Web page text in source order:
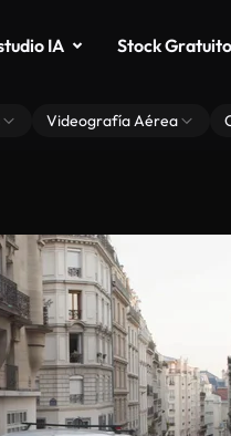
IA Stock Gratuito
Videografía Aérea